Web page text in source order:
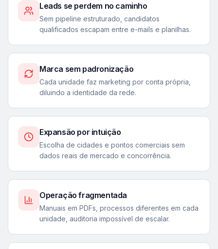
Leads se perdem no caminho
Sem pipeline estruturado, candidatos
qualificados escapam entre e-mails e planilhas.
Marca sem padronização
Cada unidade faz marketing por conta própria,
diluindo a identidade da rede.
Expansão por intuição
Escolha de cidades e pontos comerciais sem
dados reais de mercado e concorrência.
Operação fragmentada
Manuais em PDFs, processos diferentes em cada
unidade, auditoria impossível de escalar.